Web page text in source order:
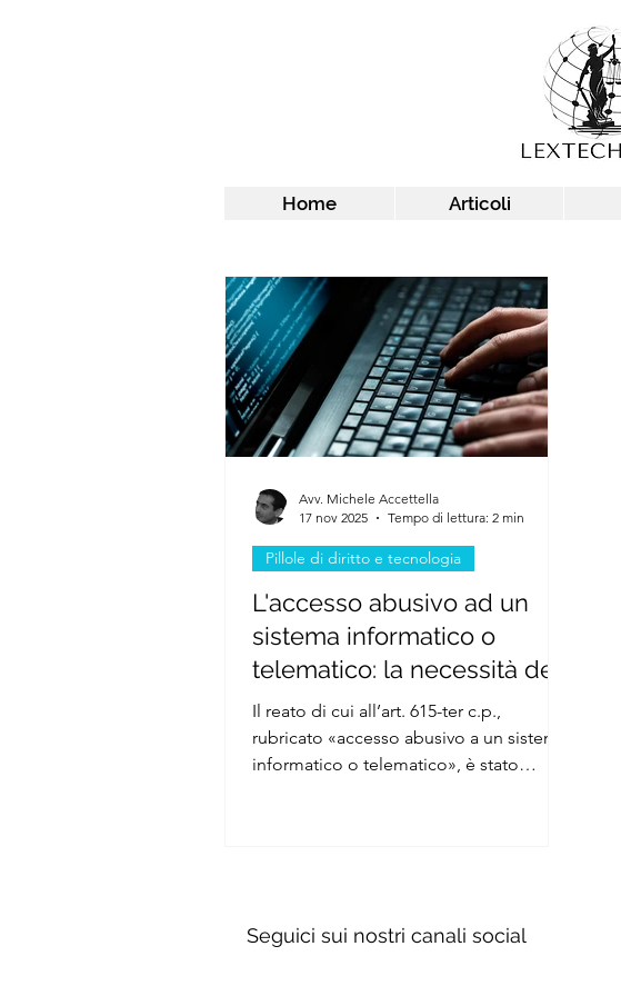
Home Articoli
L'accesso abusivo ad un
sistema informatico o
telematico: la necessità del
consenso esplicito
Il reato di cui all’art. 615-ter c.p.,
rubricato «accesso abusivo a un sistema
informatico o telematico», è stato
cagionato. L’elemento costitutivo della
fattispecie è rappresentato dall’accesso
Pillole di diritto e tecnologia
Avv. Michele Accettella
17 nov 2025
Tempo di lettura: 2 min
Seguici sui nostri canali social